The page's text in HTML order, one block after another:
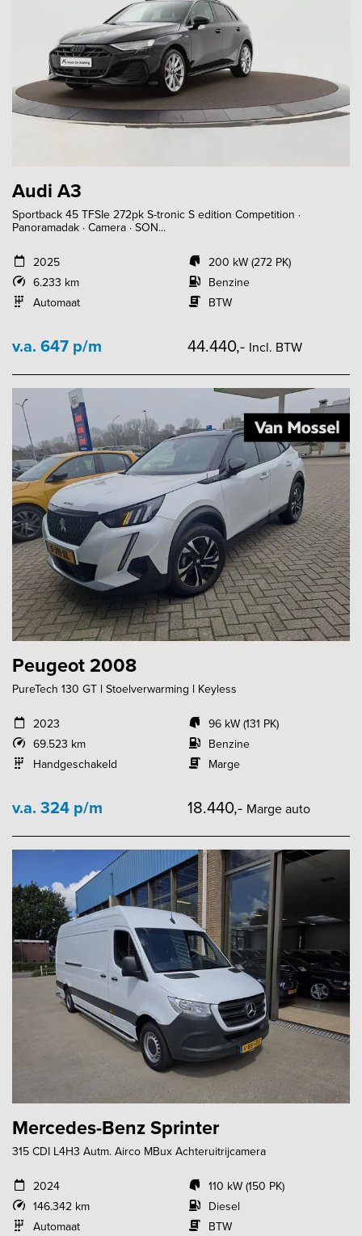
Audi A3
Sportback 45 TFSIe 272pk S-tronic S edition Competition ·
Panoramadak · Camera · SON...
2025
6.233 km
Automaat
200 kW (272 PK)
Benzine
BTW
v.a. 647 p/m 44.440,- Incl. BTW
Peugeot 2008
PureTech 130 GT l Stoelverwarming l Keyless
2023
69.523 km
Handgeschakeld
96 kW (131 PK)
Benzine
Marge
v.a. 324 p/m 18.440,- Marge auto
Mercedes-Benz Sprinter
315 CDI L4H3 Autm. Airco MBux Achteruitrijcamera
2024
146.342 km
Automaat
110 kW (150 PK)
Diesel
BTW